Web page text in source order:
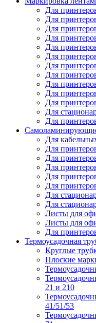
Для
Для
Для
Для
Для
Для
Для
Для
Для
Для
Для
Для
Для
Для
Для
Для
Для
Для
Для
Для
Для
Листы для
Листы для
Для
Термоусадочная
Круглые
Плоские
21 и 210
41/51/53